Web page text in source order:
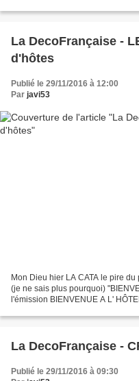
La DecoFrançaise -
d'hôtes
Publié le 29/11/2016 à 12:00
Par javi53
Mon Dieu hier LA CATA le pire
(je ne sais plus pourquoi)
l'émission BIENVENUE A L'
La DecoFrançaise -
Publié le 29/11/2016 à 09:30